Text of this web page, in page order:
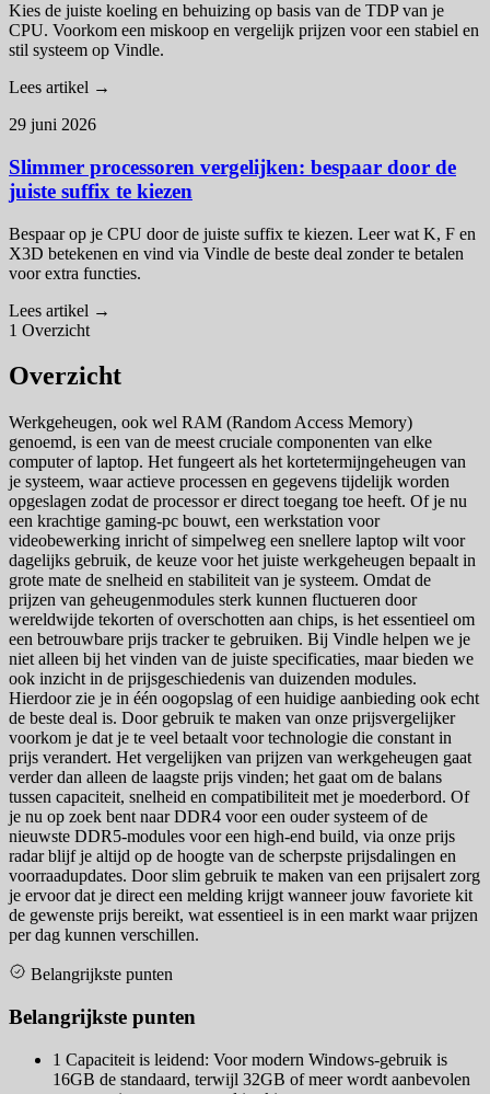
Kies de juiste koeling en behuizing op basis van de TDP van je
CPU. Voorkom een miskoop en vergelijk prijzen voor een stabiel en
stil systeem op Vindle.
Lees artikel →
29 juni 2026
Slimmer processoren vergelijken: bespaar door de
juiste suffix te kiezen
Bespaar op je CPU door de juiste suffix te kiezen. Leer wat K, F en
X3D betekenen en vind via Vindle de beste deal zonder te betalen
voor extra functies.
Lees artikel →
1 Overzicht
Overzicht
Werkgeheugen, ook wel RAM (Random Access Memory)
genoemd, is een van de meest cruciale componenten van elke
computer of laptop. Het fungeert als het kortetermijngeheugen van
je systeem, waar actieve processen en gegevens tijdelijk worden
opgeslagen zodat de processor er direct toegang toe heeft. Of je nu
een krachtige gaming-pc bouwt, een werkstation voor
videobewerking inricht of simpelweg een snellere laptop wilt voor
dagelijks gebruik, de keuze voor het juiste werkgeheugen bepaalt in
grote mate de snelheid en stabiliteit van je systeem. Omdat de
prijzen van geheugenmodules sterk kunnen fluctueren door
wereldwijde tekorten of overschotten aan chips, is het essentieel om
een betrouwbare prijs tracker te gebruiken. Bij Vindle helpen we je
niet alleen bij het vinden van de juiste specificaties, maar bieden we
ook inzicht in de prijsgeschiedenis van duizenden modules.
Hierdoor zie je in één oogopslag of een huidige aanbieding ook echt
de beste deal is. Door gebruik te maken van onze prijsvergelijker
voorkom je dat je te veel betaalt voor technologie die constant in
prijs verandert. Het vergelijken van prijzen van werkgeheugen gaat
verder dan alleen de laagste prijs vinden; het gaat om de balans
tussen capaciteit, snelheid en compatibiliteit met je moederbord. Of
je nu op zoek bent naar DDR4 voor een ouder systeem of de
nieuwste DDR5-modules voor een high-end build, via onze prijs
radar blijf je altijd op de hoogte van de scherpste prijsdalingen en
voorraadupdates. Door slim gebruik te maken van een prijsalert zorg
je ervoor dat je direct een melding krijgt wanneer jouw favoriete kit
de gewenste prijs bereikt, wat essentieel is in een markt waar prijzen
per dag kunnen verschillen.
Belangrijkste punten
Belangrijkste punten
1 Capaciteit is leidend: Voor modern Windows-gebruik is
16GB de standaard, terwijl 32GB of meer wordt aanbevolen